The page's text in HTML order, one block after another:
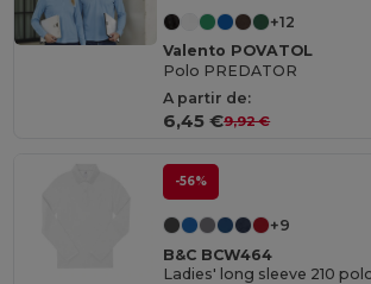
+12
Valento POVATOL
Polo PREDATOR
A partir de:
6,45 €9,92 €
-56%
+9
B&C BCW464
Ladies' long sleeve 210